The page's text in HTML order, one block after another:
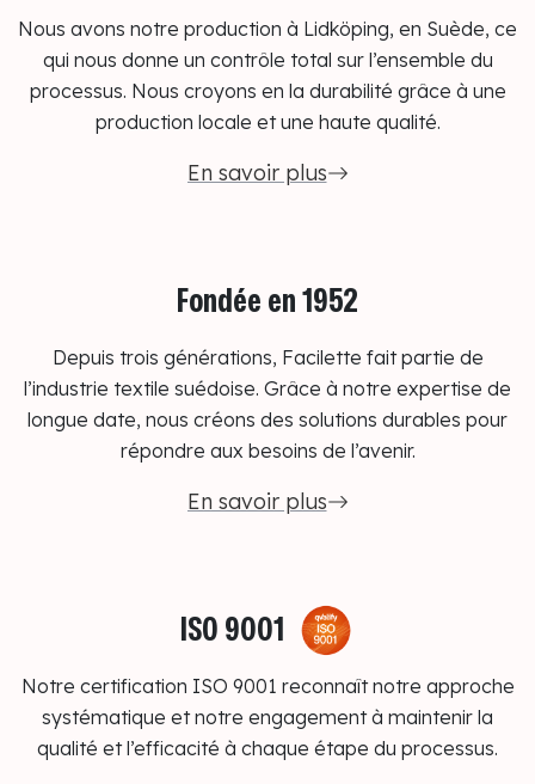
Nous avons notre production à Lidköping, en Suède, ce
qui nous donne un contrôle total sur l’ensemble du
processus. Nous croyons en la durabilité grâce à une
production locale et une haute qualité.
En savoir plus
Fondée en 1952
Depuis trois générations, Facilette fait partie de
l’industrie textile suédoise. Grâce à notre expertise de
longue date, nous créons des solutions durables pour
répondre aux besoins de l’avenir.
En savoir plus
ISO 9001
Notre certification ISO 9001 reconnaît notre approche
systématique et notre engagement à maintenir la
qualité et l’efficacité à chaque étape du processus.